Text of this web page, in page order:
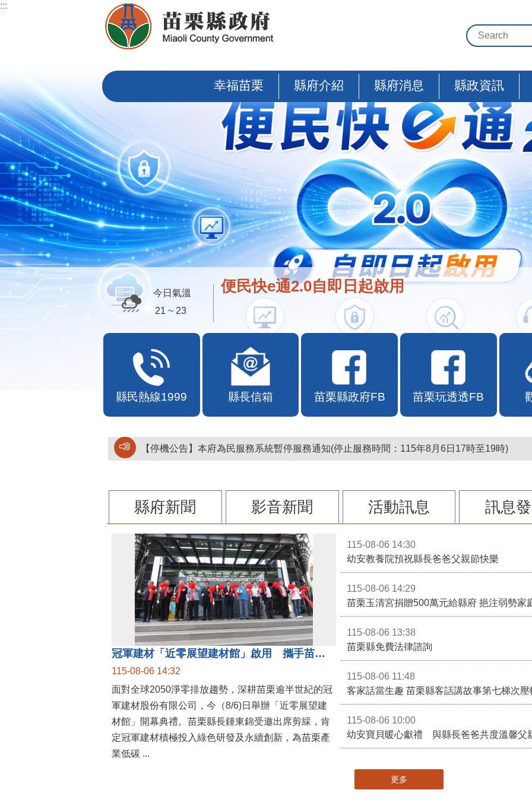
跳到主要內容區塊
:::
幸福苗栗 縣府介紹 縣府消息 縣政資訊
便民快e通2.0自即日起啟用
今日氣溫
30 ~ 33
縣民熱線1999 縣長信箱 苗栗縣政府FB 苗栗玩透透FB
【停機公告】本府為民服務系統暫停服務通知(停止服務時間：115年8月6日17時至19時)
縣府新聞 影音新聞 活動訊息 訊息
冠軍建材「近零展望建材館」啟用 攜手苗栗邁向低碳建築新未來
115-08-06 14:32
面對全球2050淨零排放趨勢，深耕苗栗逾半世紀的冠
軍建材股份有限公司，今（8/6)日舉辦「近零展望建
材館」開幕典禮。苗栗縣長鍾東錦受邀出席剪綵，肯
定冠軍建材積極投入綠色研發及永續創新，為苗栗產
業低碳 ...
115-08-06 14:30
幼安教養院預祝縣長爸爸父親節快樂
115-08-06 14:29
苗栗玉清宮捐贈500萬元給縣府 挹注弱勢家
115-08-06 13:38
苗栗縣免費法律諮詢
115-08-06 11:48
客家話當生趣 苗栗縣客話講故事第七梯次壓
115-08-06 10:00
幼安寶貝暖心獻禮 與縣長爸爸共度溫馨父
更多